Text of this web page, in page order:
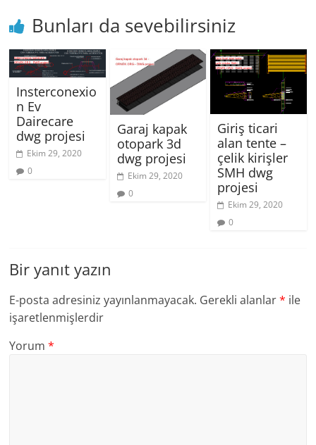
Bunları da sevebilirsiniz
Insterconexio
n Ev
Dairecare
dwg projesi
Ekim 29, 2020
0
Garaj kapak
otopark 3d
dwg projesi
Ekim 29, 2020
0
Giriş ticari
alan tente –
çelik kirişler
SMH dwg
projesi
Ekim 29, 2020
0
Bir yanıt yazın
E-posta adresiniz yayınlanmayacak. Gerekli alanlar* ile
işaretlenmişlerdir
Yorum*